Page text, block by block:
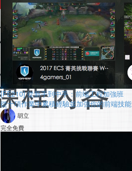
[FE210] 從新手到中手：前端工程加強班
從十項作業中累積經驗並加強你的前端技能
胡立
完全免費